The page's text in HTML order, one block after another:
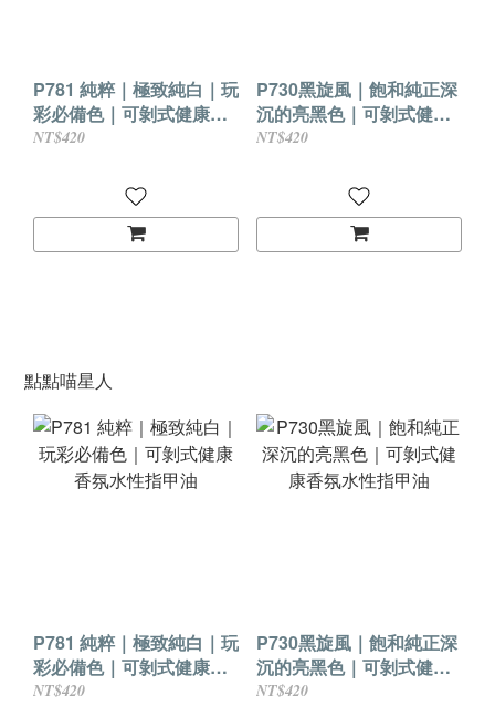
P781 純粹｜極致純白｜玩
彩必備色｜可剝式健康香
氛水性指甲油
NT$420
P730黑旋風｜飽和純正深
沉的亮黑色｜可剝式健康
香氛水性指甲油
NT$420
點點喵星人
P781 純粹｜極致純白｜玩
彩必備色｜可剝式健康香
氛水性指甲油
NT$420
P730黑旋風｜飽和純正深
沉的亮黑色｜可剝式健康
香氛水性指甲油
NT$420